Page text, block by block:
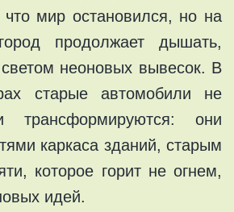
мир остановился, но на
продолжает дышать,
неоновых вывесок. В
старые автомобили не
трансформируются: они
каркаса зданий, старым
которое горит не огнем,
идей.